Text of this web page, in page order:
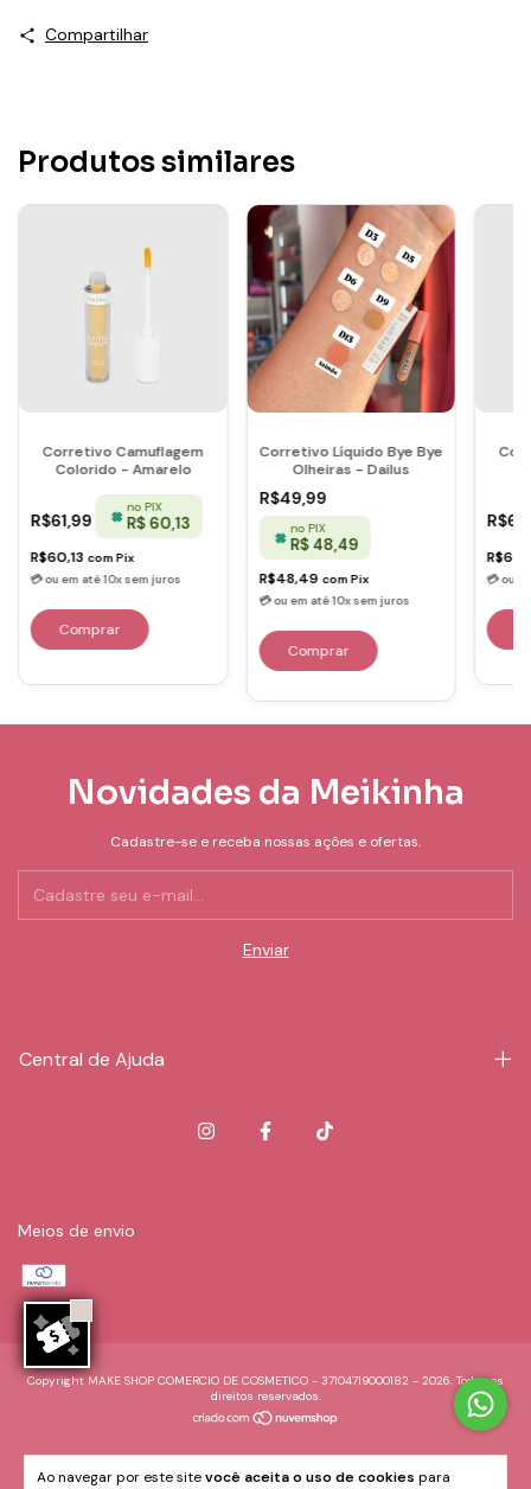
Ao navegar por este sitevocê aceita o uso de cookies para
Compartilhar
Produtos similares
Corretivo Camuflagem
Colorido - Amarelo
R$61,99
no PIX
R$ 60,13
R$60,13 com Pix
Corretivo Líquido Bye Bye
Olheiras - Dailus
R$49,99
no PIX
R$ 48,49
R$48,49 com Pix
Comprar
Novidades da Meikinha
Cadastre-se e receba nossas ações e ofertas.
Central de Ajuda
Meios de envio
Copyright MAKE SHOP COMERCIO DE COSMETICO - 37104719000182 - 2026. Todos os
direitos reservados.